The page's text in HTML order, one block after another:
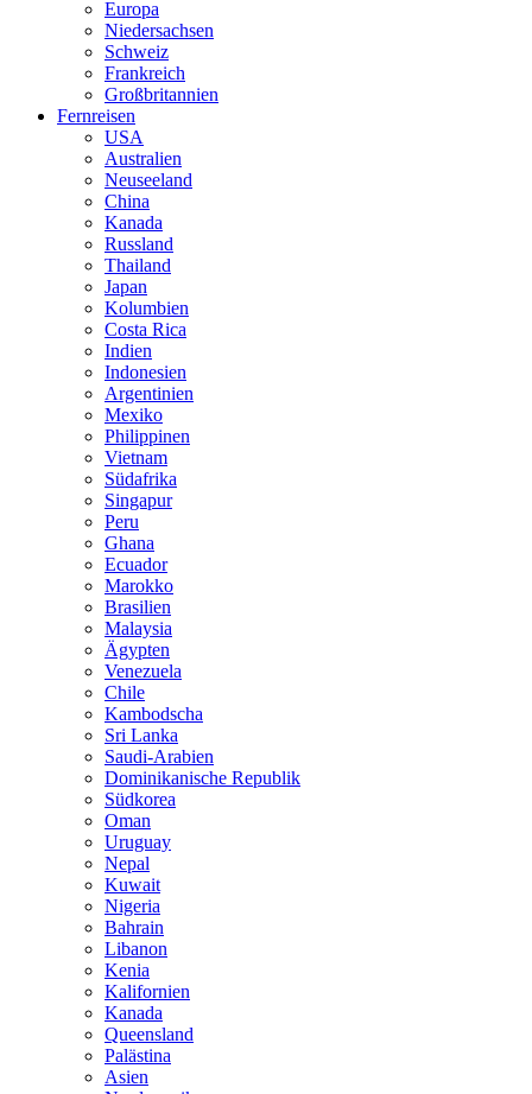
Europa
Niedersachsen
Schweiz
Frankreich
Großbritannien
Fernreisen
USA
Australien
Neuseeland
China
Kanada
Russland
Thailand
Japan
Kolumbien
Costa Rica
Indien
Indonesien
Argentinien
Mexiko
Philippinen
Vietnam
Südafrika
Singapur
Peru
Ghana
Ecuador
Marokko
Brasilien
Malaysia
Ägypten
Venezuela
Chile
Kambodscha
Sri Lanka
Saudi-Arabien
Dominikanische Republik
Südkorea
Oman
Uruguay
Nepal
Kuwait
Nigeria
Bahrain
Libanon
Kenia
Kalifornien
Kanada
Queensland
Palästina
Asien